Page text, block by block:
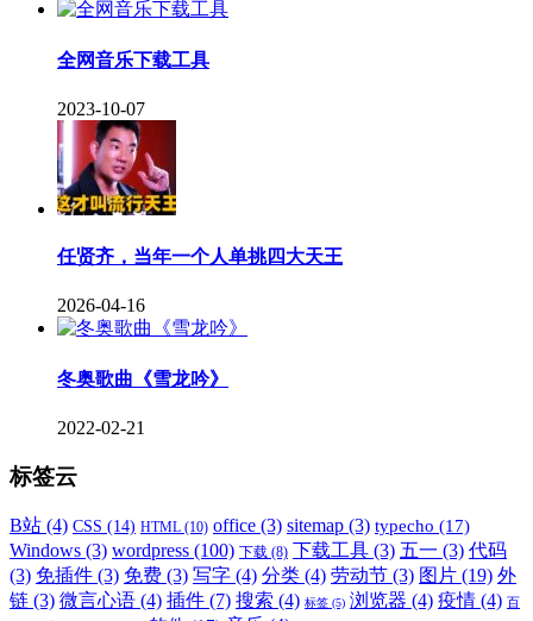
全网音乐下载工具
2023-10-07
任贤齐，当年一个人单挑四大天王
2026-04-16
冬奥歌曲《雪龙吟》
2022-02-21
标签云
B站 (4) CSS (14) HTML (10) office (3) sitemap (3) typecho (17)
Windows (3) wordpress (100) 下载 (8) 下载工具 (3) 五一 (3) 代码
(3) 免插件 (3) 免费 (3) 写字 (4) 分类 (4) 劳动节 (3) 图片 (19) 外
链 (3) 微言心语 (4) 插件 (7) 搜索 (4) 标签 (5) 浏览器 (4) 疫情 (4) 百